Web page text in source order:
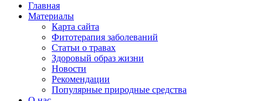
Главная
Материалы
Карта сайта
Фитотерапия заболеваний
Статьи о травах
Здоровый образ жизни
Новости
Рекомендации
Популярные природные средства